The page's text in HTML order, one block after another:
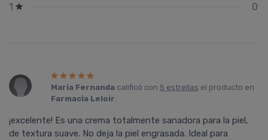
1
0
Maria Fernanda calificó con 5 estrellas el producto en
Farmacia Leloir.
¡excelente! Es una crema totalmente sanadora para la piel,
de textura suave. No deja la piel engrasada. Ideal para